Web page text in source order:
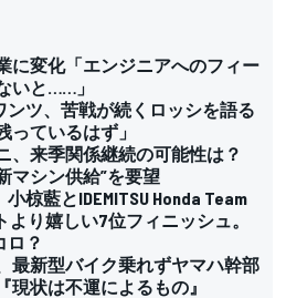
に変化「エンジニアへのフィー
いと……」
ンツ、苦戦が続くロッシを語る
っているはず」
、来季関係継続の可能性は？
マシン供給”を要望
小椋藍とIDEMITSU Honda Team
り嬉しい7位フィニッシュ。
ロ？
最新型バイク乗れずヤマハ幹部
現状は不運によるもの』